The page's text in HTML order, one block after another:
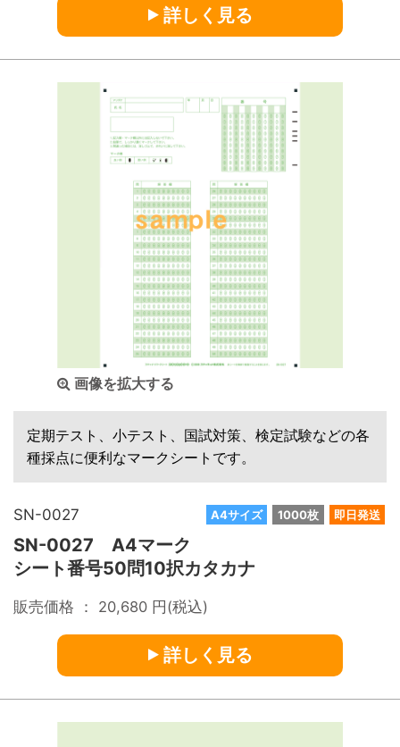
詳しく見る
画像を拡大する
定期テスト、小テスト、国試対策、検定試験などの各
種採点に便利なマークシートです。
A4サイズ 1000枚 即日発送
SN-0027
SN-0027 A4マーク
シート番号50問10択カタカナ
販売価格 ： 20,680 円(税込)
詳しく見る